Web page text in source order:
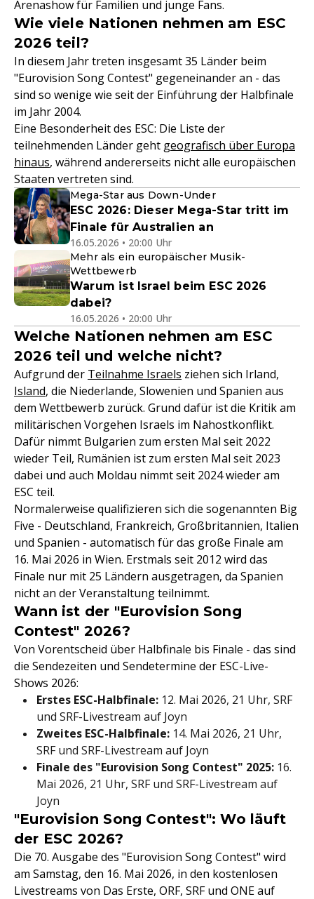
Arenashow für Familien und junge Fans.
Wie viele Nationen nehmen am ESC
2026 teil?
In diesem Jahr treten insgesamt 35 Länder beim
"Eurovision Song Contest" gegeneinander an - das
sind so wenige wie seit der Einführung der Halbfinale
im Jahr 2004.
Eine Besonderheit des ESC: Die Liste der
teilnehmenden Länder geht geografisch über Europa
hinaus, während andererseits nicht alle europäischen
Staaten vertreten sind.
Mega-Star aus Down-Under
ESC 2026: Dieser Mega-Star tritt im
Finale für Australien an
16.05.2026 • 20:00 Uhr
Mehr als ein europäischer Musik-
Wettbewerb
Warum ist Israel beim ESC 2026
dabei?
16.05.2026 • 20:00 Uhr
Welche Nationen nehmen am ESC
2026 teil und welche nicht?
Aufgrund der Teilnahme Israels ziehen sich Irland,
Island, die Niederlande, Slowenien und Spanien aus
dem Wettbewerb zurück. Grund dafür ist die Kritik am
militärischen Vorgehen Israels im Nahostkonflikt.
Dafür nimmt Bulgarien zum ersten Mal seit 2022
wieder Teil, Rumänien ist zum ersten Mal seit 2023
dabei und auch Moldau nimmt seit 2024 wieder am
ESC teil.
Normalerweise qualifizieren sich die sogenannten Big
Five - Deutschland, Frankreich, Großbritannien, Italien
und Spanien - automatisch für das große Finale am
16. Mai 2026 in Wien. Erstmals seit 2012 wird das
Finale nur mit 25 Ländern ausgetragen, da Spanien
nicht an der Veranstaltung teilnimmt.
Wann ist der "Eurovision Song
Contest" 2026?
Von Vorentscheid über Halbfinale bis Finale - das sind
die Sendezeiten und Sendetermine der ESC-Live-
Shows 2026:
Erstes ESC-Halbfinale: 12. Mai 2026, 21 Uhr, SRF
und SRF-Livestream auf Joyn
Zweites ESC-Halbfinale: 14. Mai 2026, 21 Uhr,
SRF und SRF-Livestream auf Joyn
Finale des "Eurovision Song Contest" 2025: 16.
Mai 2026, 21 Uhr, SRF und SRF-Livestream auf
Joyn
"Eurovision Song Contest": Wo läuft
der ESC 2026?
Die 70. Ausgabe des "Eurovision Song Contest" wird
am Samstag, den 16. Mai 2026, in den kostenlosen
Livestreams von Das Erste, ORF, SRF und ONE auf